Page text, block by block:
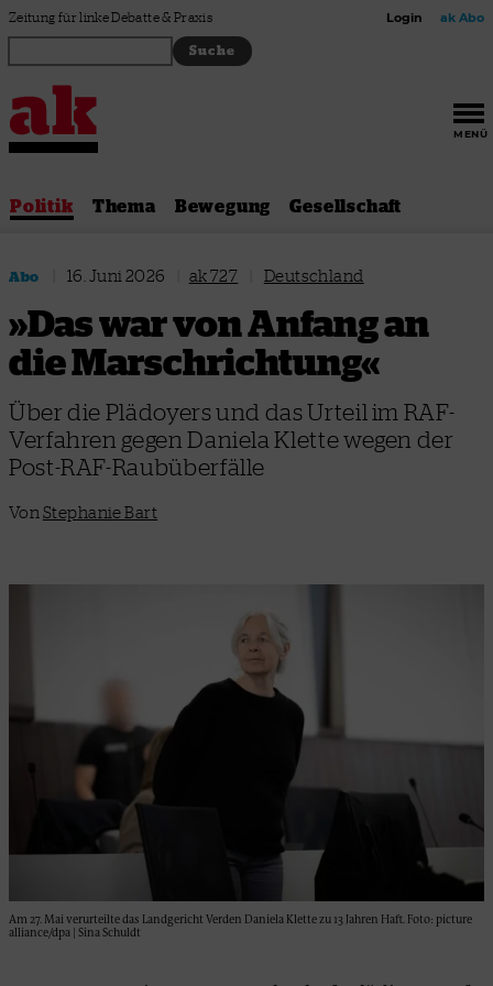
Zum Inhalt springen
Zeitung für linke Debatte & Praxis Login ak Abo
MENÜ
Politik Thema Bewegung Gesellschaft
Abo 16. Juni 2026 ak 727 Deutschland
»Das war von Anfang an
die Marschrichtung«
Über die Plädoyers und das Urteil im RAF-
Verfahren gegen Daniela Klette wegen der
Post-RAF-Raubüberfälle
Von Stephanie Bart
Am 27. Mai verurteilte das Landgericht Verden Daniela Klette zu 13 Jahren Haft. Foto: picture
alliance/dpa | Sina Schuldt